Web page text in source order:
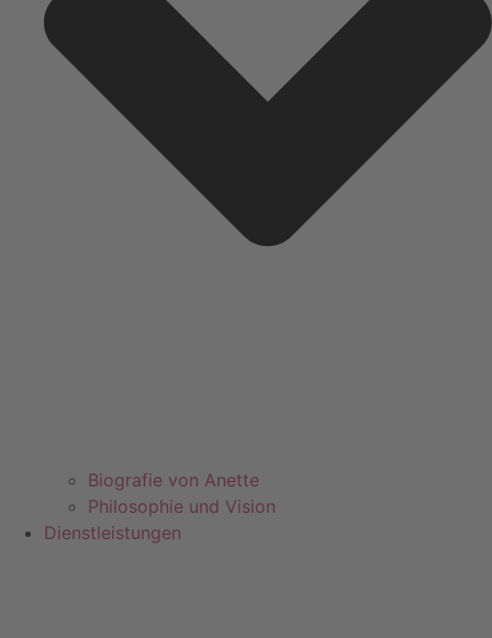
Biografie von Anette
Philosophie und Vision
Dienstleistungen